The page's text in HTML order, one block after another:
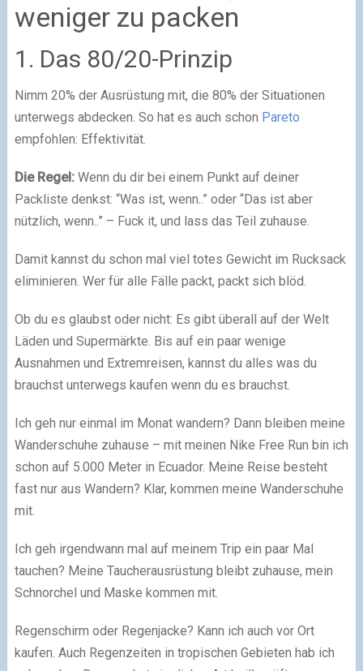
weniger zu packen
1. Das 80/20-Prinzip
Nimm 20% der Ausrüstung mit, die 80% der Situationen
unterwegs abdecken. So hat es auch schon Pareto
empfohlen: Effektivität.
Die Regel:Wenn du dir bei einem Punkt auf deiner
Packliste denkst: “Was ist, wenn..” oder “Das ist aber
nützlich, wenn..” – Fuck it, und lass das Teil zuhause.
Damit kannst du schon mal viel totes Gewicht im Rucksack
eliminieren. Wer für alle Fälle packt, packt sich blöd.
Ob du es glaubst oder nicht: Es gibt überall auf der Welt
Läden und Supermärkte. Bis auf ein paar wenige
Ausnahmen und Extremreisen, kannst du alles was du
brauchst unterwegs kaufen wenn du es brauchst.
Ich geh nur einmal im Monat wandern? Dann bleiben meine
Wanderschuhe zuhause – mit meinen Nike Free Run bin ich
schon auf 5.000 Meter in Ecuador. Meine Reise besteht
fast nur aus Wandern? Klar, kommen meine Wanderschuhe
mit.
Ich geh irgendwann mal auf meinem Trip ein paar Mal
tauchen? Meine Taucherausrüstung bleibt zuhause, mein
Schnorchel und Maske kommen mit.
Regenschirm oder Regenjacke? Kann ich auch vor Ort
kaufen. Auch Regenzeiten in tropischen Gebieten hab ich